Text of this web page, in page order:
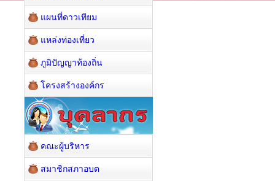
แผนที่ดาวเทียม
แหล่งท่องเที่ยว
ภูมิปัญญาท้องถิ่น
โครงสร้างองค์กร
คณะผู้บริหาร
สมาชิกสภาอบต